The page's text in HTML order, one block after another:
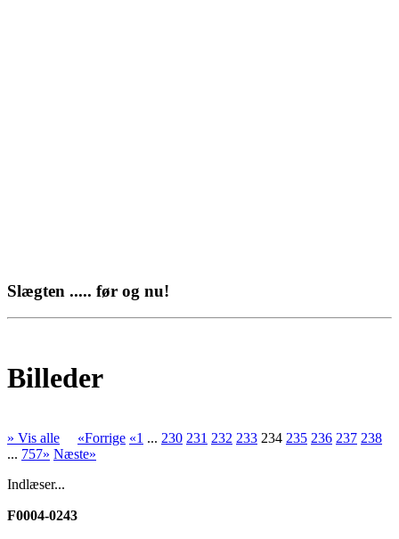
Slægten ..... før og nu!
Billeder
» Vis alle «Forrige «1 ... 230 231 232 233 234 235 236 237 238
... 757» Næste»
Indlæser...
F0004-0243